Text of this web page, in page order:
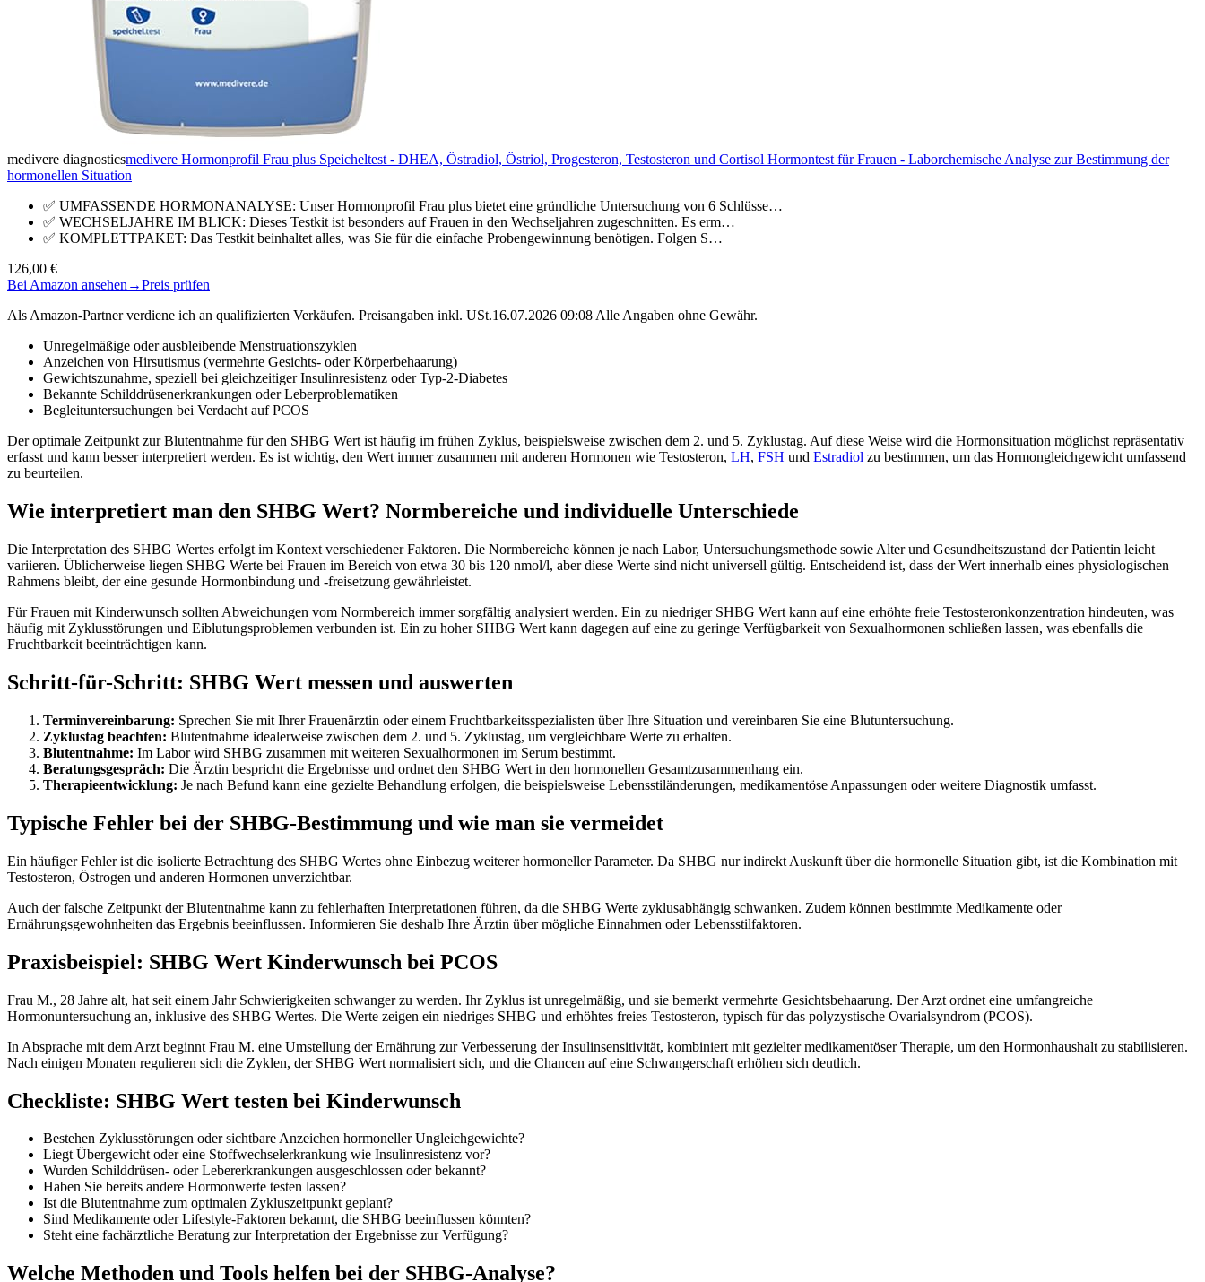
medivere diagnosticsmedivere Hormonprofil Frau plus Speicheltest - DHEA, Östradiol, Östriol, Progesteron, Testosteron und Cortisol Hormontest für Frauen - Laborchemische Analyse zur Bestimmung der
hormonellen Situation
✅ UMFASSENDE HORMONANALYSE: Unser Hormonprofil Frau plus bietet eine gründliche Untersuchung von 6 Schlüsse…
✅ WECHSELJAHRE IM BLICK: Dieses Testkit ist besonders auf Frauen in den Wechseljahren zugeschnitten. Es erm…
✅ KOMPLETTPAKET: Das Testkit beinhaltet alles, was Sie für die einfache Probengewinnung benötigen. Folgen S…
126,00 €
Bei Amazon ansehen →Preis prüfen
Als Amazon-Partner verdiene ich an qualifizierten Verkäufen. Preisangaben inkl. USt.16.07.2026 09:08 Alle Angaben ohne Gewähr.
Unregelmäßige oder ausbleibende Menstruationszyklen
Anzeichen von Hirsutismus (vermehrte Gesichts- oder Körperbehaarung)
Gewichtszunahme, speziell bei gleichzeitiger Insulinresistenz oder Typ-2-Diabetes
Bekannte Schilddrüsenerkrankungen oder Leberproblematiken
Begleituntersuchungen bei Verdacht auf PCOS
Der optimale Zeitpunkt zur Blutentnahme für den SHBG Wert ist häufig im frühen Zyklus, beispielsweise zwischen dem 2. und 5. Zyklustag. Auf diese Weise wird die Hormonsituation möglichst repräsentativ
erfasst und kann besser interpretiert werden. Es ist wichtig, den Wert immer zusammen mit anderen Hormonen wie Testosteron, LH, FSH und Estradiol zu bestimmen, um das Hormongleichgewicht umfassend
zu beurteilen.
Wie interpretiert man den SHBG Wert? Normbereiche und individuelle Unterschiede
Die Interpretation des SHBG Wertes erfolgt im Kontext verschiedener Faktoren. Die Normbereiche können je nach Labor, Untersuchungsmethode sowie Alter und Gesundheitszustand der Patientin leicht
variieren. Üblicherweise liegen SHBG Werte bei Frauen im Bereich von etwa 30 bis 120 nmol/l, aber diese Werte sind nicht universell gültig. Entscheidend ist, dass der Wert innerhalb eines physiologischen
Rahmens bleibt, der eine gesunde Hormonbindung und -freisetzung gewährleistet.
Für Frauen mit Kinderwunsch sollten Abweichungen vom Normbereich immer sorgfältig analysiert werden. Ein zu niedriger SHBG Wert kann auf eine erhöhte freie Testosteronkonzentration hindeuten, was
häufig mit Zyklusstörungen und Eiblutungsproblemen verbunden ist. Ein zu hoher SHBG Wert kann dagegen auf eine zu geringe Verfügbarkeit von Sexualhormonen schließen lassen, was ebenfalls die
Fruchtbarkeit beeinträchtigen kann.
Schritt-für-Schritt: SHBG Wert messen und auswerten
Terminvereinbarung: Sprechen Sie mit Ihrer Frauenärztin oder einem Fruchtbarkeitsspezialisten über Ihre Situation und vereinbaren Sie eine Blutuntersuchung.
Zyklustag beachten: Blutentnahme idealerweise zwischen dem 2. und 5. Zyklustag, um vergleichbare Werte zu erhalten.
Blutentnahme: Im Labor wird SHBG zusammen mit weiteren Sexualhormonen im Serum bestimmt.
Beratungsgespräch: Die Ärztin bespricht die Ergebnisse und ordnet den SHBG Wert in den hormonellen Gesamtzusammenhang ein.
Therapieentwicklung: Je nach Befund kann eine gezielte Behandlung erfolgen, die beispielsweise Lebensstiländerungen, medikamentöse Anpassungen oder weitere Diagnostik umfasst.
Typische Fehler bei der SHBG-Bestimmung und wie man sie vermeidet
Ein häufiger Fehler ist die isolierte Betrachtung des SHBG Wertes ohne Einbezug weiterer hormoneller Parameter. Da SHBG nur indirekt Auskunft über die hormonelle Situation gibt, ist die Kombination mit
Testosteron, Östrogen und anderen Hormonen unverzichtbar.
Auch der falsche Zeitpunkt der Blutentnahme kann zu fehlerhaften Interpretationen führen, da die SHBG Werte zyklusabhängig schwanken. Zudem können bestimmte Medikamente oder
Ernährungsgewohnheiten das Ergebnis beeinflussen. Informieren Sie deshalb Ihre Ärztin über mögliche Einnahmen oder Lebensstilfaktoren.
Praxisbeispiel: SHBG Wert Kinderwunsch bei PCOS
Frau M., 28 Jahre alt, hat seit einem Jahr Schwierigkeiten schwanger zu werden. Ihr Zyklus ist unregelmäßig, und sie bemerkt vermehrte Gesichtsbehaarung. Der Arzt ordnet eine umfangreiche
Hormonuntersuchung an, inklusive des SHBG Wertes. Die Werte zeigen ein niedriges SHBG und erhöhtes freies Testosteron, typisch für das polyzystische Ovarialsyndrom (PCOS).
In Absprache mit dem Arzt beginnt Frau M. eine Umstellung der Ernährung zur Verbesserung der Insulinsensitivität, kombiniert mit gezielter medikamentöser Therapie, um den Hormonhaushalt zu stabilisieren.
Nach einigen Monaten regulieren sich die Zyklen, der SHBG Wert normalisiert sich, und die Chancen auf eine Schwangerschaft erhöhen sich deutlich.
Checkliste: SHBG Wert testen bei Kinderwunsch
Bestehen Zyklusstörungen oder sichtbare Anzeichen hormoneller Ungleichgewichte?
Liegt Übergewicht oder eine Stoffwechselerkrankung wie Insulinresistenz vor?
Wurden Schilddrüsen- oder Lebererkrankungen ausgeschlossen oder bekannt?
Haben Sie bereits andere Hormonwerte testen lassen?
Ist die Blutentnahme zum optimalen Zykluszeitpunkt geplant?
Sind Medikamente oder Lifestyle-Faktoren bekannt, die SHBG beeinflussen könnten?
Steht eine fachärztliche Beratung zur Interpretation der Ergebnisse zur Verfügung?
Welche Methoden und Tools helfen bei der SHBG-Analyse?